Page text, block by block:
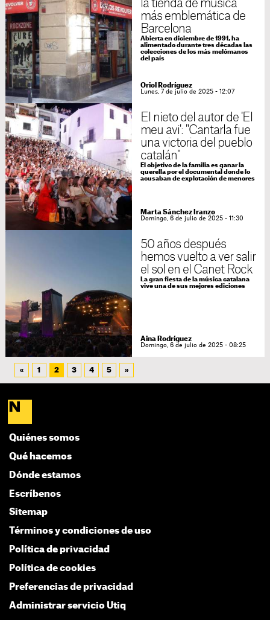
la tienda de música
más emblemática de
Barcelona
Abierta en diciembre de 1991, ha
alimentado durante tres décadas las
colecciones de los más melómanos
del país
Oriol Rodríguez
Lunes, 7 de julio de 2025 - 12:07
El nieto del autor de 'El
meu avi': "Cantarla fue
una victoria del pueblo
catalán"
El objetivo de la familia es ganar la
querella por el documental donde lo
acusaban de explotación de menores
Marta Sánchez Iranzo
Domingo, 6 de julio de 2025 - 11:30
50 años después
hemos vuelto a ver salir
el sol en el Canet Rock
La gran fiesta de la música catalana
vive una de sus mejores ediciones
Aina Rodríguez
Domingo, 6 de julio de 2025 - 08:25
« 1 2 3 4 5 »
Quiénes somos
Qué hacemos
Dónde estamos
Escríbenos
Sitemap
Términos y condiciones de uso
Política de privacidad
Política de cookies
Preferencias de privacidad
Administrar servicio Utiq